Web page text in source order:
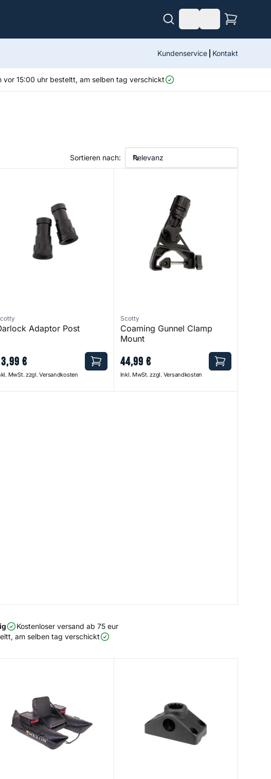
Kundenservice Kontakt
vor 15:00 uhr besteltt, am selben tag verschickt
Sortieren nach:
Adaptor Post
,99 €
MwSt. zzgl. Versandkosten
Scotty
Coaming Gunnel Clamp
Mount
44,99 €
Inkl. MwSt. zzgl. Versandkosten
Kostenloser versand ab 75 eur
am selben tag verschickt